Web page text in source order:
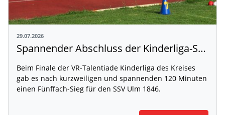
29.07.2026
Spannender Abschluss der Kinderliga-Saison
Beim Finale der VR-Talentiade Kinderliga des Kreises
gab es nach kurzweiligen und spannenden 120 Minuten
einen Fünffach-Sieg für den SSV Ulm 1846.